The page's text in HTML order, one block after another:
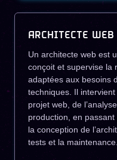
ARCHITECTE WEB
Un architecte web est
conçoit et supervise la
adaptées aux besoins
techniques. Il
projet web, de
production, en
la conception de
tests et la maintenance.